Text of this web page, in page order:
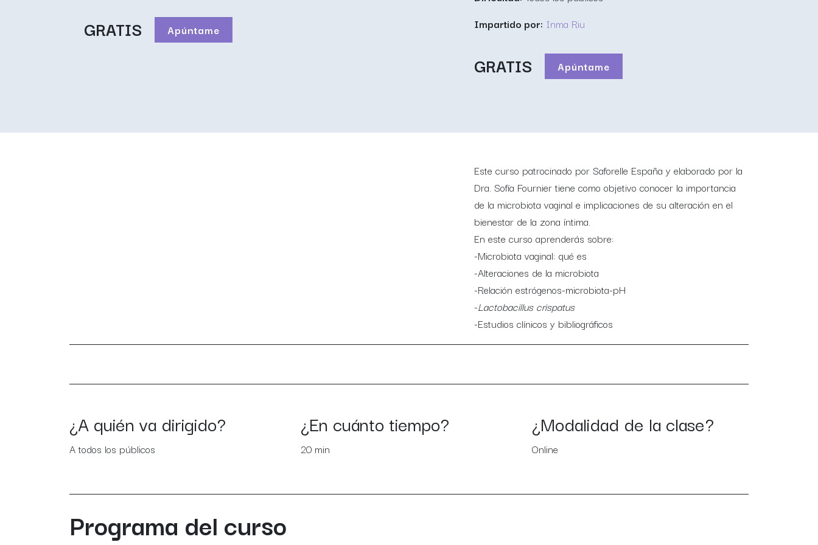
Impartido por: Inma Riu
GRATIS Apúntame
GRATIS Apúntame
Este curso patrocinado por Saforelle España y elaborado por la
Dra. Sofía Fournier tiene como objetivo conocer la importancia
de la microbiota vaginal e implicaciones de su alteración en el
bienestar de la zona íntima.
En este curso aprenderás sobre:
-Microbiota vaginal: qué es
-Alteraciones de la microbiota
-Relación estrógenos-microbiota-pH
-Lactobacillus crispatus
-Estudios clínicos y bibliográficos
¿A quién va dirigido?
A todos los públicos
¿En cuánto tiempo?
20 min
¿Modalidad de la clase?
Online
Programa del curso